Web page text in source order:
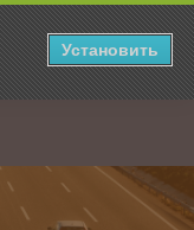
Установить
сроков доставки из-